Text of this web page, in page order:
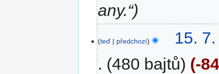
any.“
teď předchozí
15.
480 bajtů
-